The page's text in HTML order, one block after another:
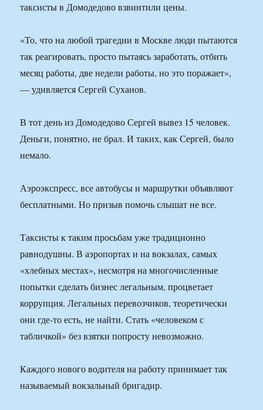
таксисты в Домодедово взвинтили цены.
«То, что на любой трагедии в Москве люди пытаются
так реагировать, просто пытаясь заработать, отбить
месяц работы, две недели работы, но это поражает»,
— удивляется Сергей Суханов.
В тот день из Домодедово Сергей вывез 15 человек.
Деньги, понятно, не брал. И таких, как Сергей, было
немало.
Аэроэкспресс, все автобусы и маршрутки объявляют
бесплатными. Но призыв помочь слышат не все.
Таксисты к таким просьбам уже традиционно
равнодушны. В аэропортах и на вокзалах, самых
«хлебных местах», несмотря на многочисленные
попытки сделать бизнес легальным, процветает
коррупция. Легальных перевозчиков, теоретически
они где-то есть, не найти. Стать «человеком с
табличкой» без взятки попросту невозможно.
Каждого нового водителя на работу принимает так
называемый вокзальный бригадир.